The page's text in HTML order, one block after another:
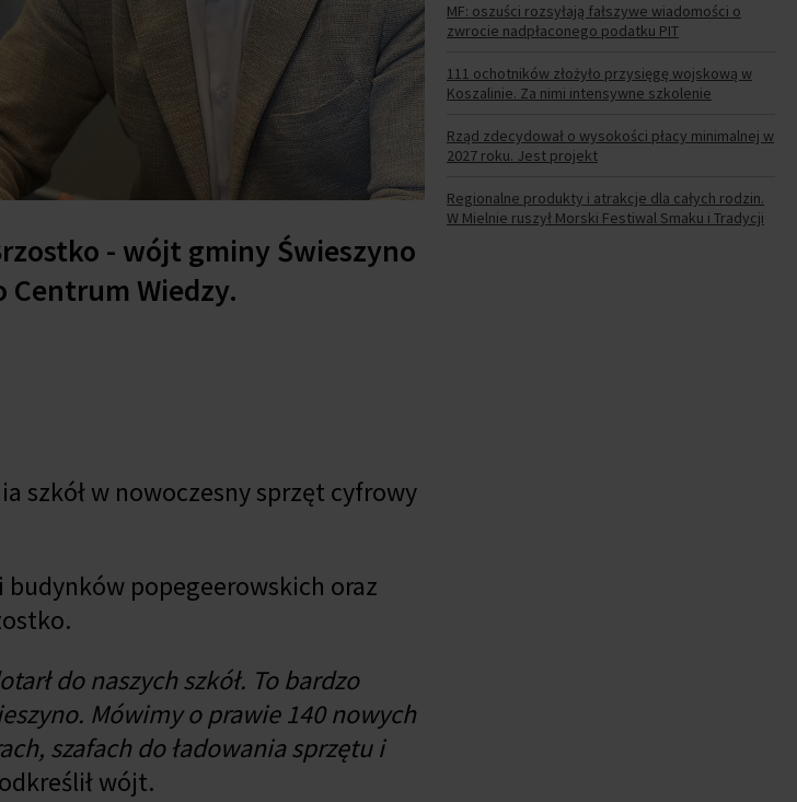
- wójt gminy Świeszyno
Wiedzy.
szkół w nowoczesny sprzęt cyfrowy
popegeerowskich oraz
do naszych szkół. To bardzo
Mówimy o prawie 140 nowych
szafach do ładowania sprzętu i
wójt.
MF: oszuści rozsyłają fałszywe wiadomości o
zwrocie nadpłaconego podatku PIT
111 ochotników złożyło przysięgę wojskową w
Koszalinie. Za nimi intensywne szkolenie
Rząd zdecydował o wysokości płacy minimalnej w
2027 roku. Jest projekt
Regionalne produkty i atrakcje dla całych rodzin.
W Mielnie ruszył Morski Festiwal Smaku i Tradycji